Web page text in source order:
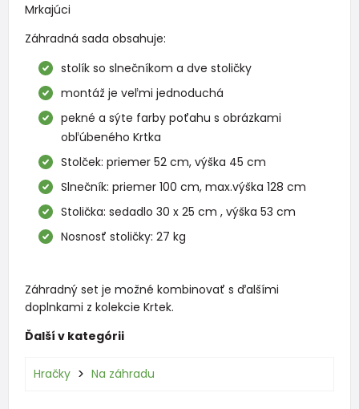
Mrkajúci
Záhradná sada obsahuje:
stolík so slnečníkom a dve stoličky
montáž je veľmi jednoduchá
pekné a sýte farby poťahu s obrázkami
obľúbeného Krtka
Stolček: priemer 52 cm, výška 45 cm
Slnečník: priemer 100 cm, max.výška 128 cm
Stolička: sedadlo 30 x 25 cm , výška 53 cm
Nosnosť stoličky: 27 kg
Záhradný set je možné kombinovať s ďalšími
doplnkami z kolekcie Krtek.
Ďalší v kategórii
Hračky Na záhradu